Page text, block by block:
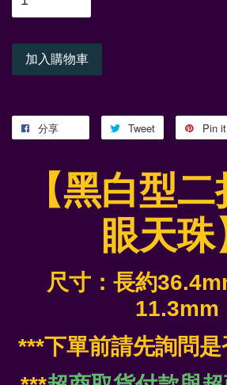
加入購物車
分享 Tweet Pin it
【黑白型
眼天珠
尺寸：長約
11.3mm
***下單前請先詢問